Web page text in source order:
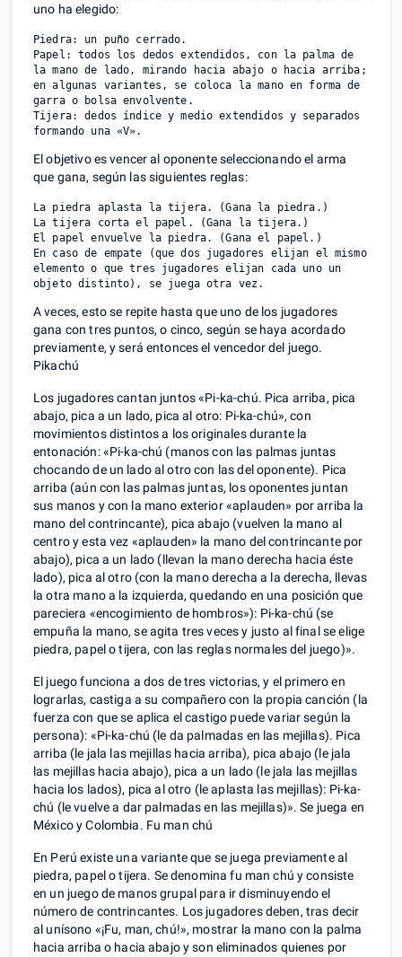
uno ha elegido:
Piedra: un puño cerrado.
Papel: todos los dedos extendidos, con la palma de
la mano de lado, mirando hacia abajo o hacia arriba;
en algunas variantes, se coloca la mano en forma de
garra o bolsa envolvente.
Tijera: dedos índice y medio extendidos y separados
El objetivo es vencer al oponente seleccionando el arma
que gana, según las siguientes reglas:
La piedra aplasta la tijera. (Gana la piedra.)
La tijera corta el papel. (Gana la tijera.)
El papel envuelve la piedra. (Gana el papel.)
En caso de empate (que dos jugadores elijan el mismo
elemento o que tres jugadores elijan cada uno un
A veces, esto se repite hasta que uno de los jugadores
gana con tres puntos, o cinco, según se haya acordado
previamente, y será entonces el vencedor del juego.
Pikachú
Los jugadores cantan juntos «Pi-ka-chú. Pica arriba, pica
abajo, pica a un lado, pica al otro: Pi-ka-chú», con
movimientos distintos a los originales durante la
entonación: «Pi-ka-chú (manos con las palmas juntas
chocando de un lado al otro con las del oponente). Pica
arriba (aún con las palmas juntas, los oponentes juntan
sus manos y con la mano exterior «aplauden» por arriba la
mano del contrincante), pica abajo (vuelven la mano al
centro y esta vez «aplauden» la mano del contrincante por
abajo), pica a un lado (llevan la mano derecha hacia éste
lado), pica al otro (con la mano derecha a la derecha, llevas
la otra mano a la izquierda, quedando en una posición que
pareciera «encogimiento de hombros»): Pi-ka-chú (se
empuña la mano, se agita tres veces y justo al final se elige
piedra, papel o tijera, con las reglas normales del juego)».
El juego funciona a dos de tres victorias, y el primero en
lograrlas, castiga a su compañero con la propia canción (la
fuerza con que se aplica el castigo puede variar según la
persona): «Pi-ka-chú (le da palmadas en las mejillas). Pica
arriba (le jala las mejillas hacia arriba), pica abajo (le jala
las mejillas hacia abajo), pica a un lado (le jala las mejillas
hacia los lados), pica al otro (le aplasta las mejillas): Pi-ka-
chú (le vuelve a dar palmadas en las mejillas)». Se juega en
México y Colombia. Fu man chú
En Perú existe una variante que se juega previamente al
piedra, papel o tijera. Se denomina fu man chú y consiste
en un juego de manos grupal para ir disminuyendo el
número de contrincantes. Los jugadores deben, tras decir
al unísono «¡Fu, man, chú!», mostrar la mano con la palma
hacia arriba o hacia abajo y son eliminados quienes por